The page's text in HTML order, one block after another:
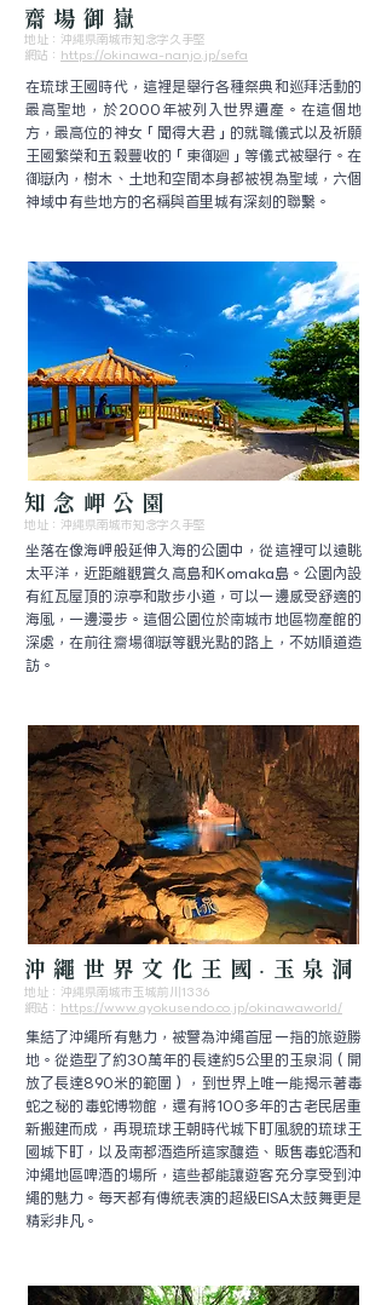
齋場御嶽
地址：沖縄県南城市知念字久手堅
​網站： https://okinawa-nanjo.jp/sefa
在琉球王國時代，這裡是舉行各種祭典和巡拜活動的
最高聖地，於2000年被列入世界遺產。在這個地
方，最高位的神女「聞得大君」的就職儀式以及祈願
王國繁榮和五穀豐收的「東御廻」等儀式被舉行。在
御嶽內，樹木、土地和空間本身都被視為聖域，六個
神域中有些地方的名稱與首里城有深刻的聯繫。
知念岬公園
地址：沖縄県南城市知念字久手堅
坐落在像海岬般延伸入海的公園中，從這裡可以遠眺
太平洋，近距離觀賞久高島和Komaka島。公園內設
有紅瓦屋頂的涼亭和散步小道，可以一邊感受舒適的
海風，一邊漫步。這個公園位於南城市地區物產館的
深處，在前往齋場御嶽等觀光點的路上，不妨順道造
訪。
沖繩世界文化王國‧玉泉洞
地址：沖縄県南城市玉城前川1336
​網站： https://www.gyokusendo.co.jp/okinawaworld/
集結了沖繩所有魅力，被譽為沖繩首屈一指的旅遊勝
地。從造型了約30萬年的長達約5公里的玉泉洞（開
放了長達890米的範圍），到世界上唯一能揭示著毒
蛇之秘的毒蛇博物館，還有將100多年的古老民居重
新搬建而成，再現琉球王朝時代城下町風貌的琉球王
國城下町，以及南都酒造所這家釀造、販售毒蛇酒和
沖繩地區啤酒的場所，這些都能讓遊客充分享受到沖
繩的魅力。每天都有傳統表演的超級EISA太鼓舞更是
精彩非凡。